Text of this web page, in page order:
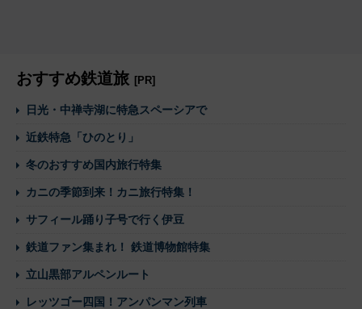
おすすめ鉄道旅 [PR]
日光・中禅寺湖に特急スペーシアで
近鉄特急「ひのとり」
冬のおすすめ国内旅行特集
カニの季節到来！カニ旅行特集！
サフィール踊り子号で行く伊豆
鉄道ファン集まれ！ 鉄道博物館特集
立山黒部アルペンルート
レッツゴー四国！アンパンマン列車